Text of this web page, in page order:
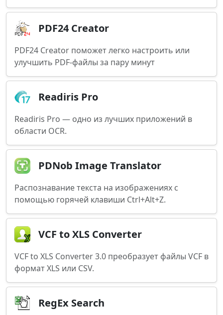
PDF24 Creator
PDF24 Creator поможет легко настроить или
улучшить PDF-файлы за пару минут
Readiris Pro
Readiris Pro — одно из лучших приложений в
области OCR.
PDNob Image Translator
Распознавание текста на изображениях с
помощью горячей клавиши Ctrl+Alt+Z.
VCF to XLS Converter
VCF to XLS Converter 3.0 преобразует файлы VCF в
формат XLS или CSV.
RegEx Search